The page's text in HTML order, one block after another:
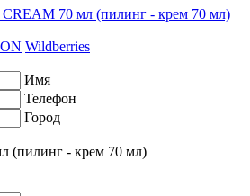
70 мл (пилинг - крем 70 мл)
Wildberries
Имя
Телефон
Город
(пилинг - крем 70 мл)